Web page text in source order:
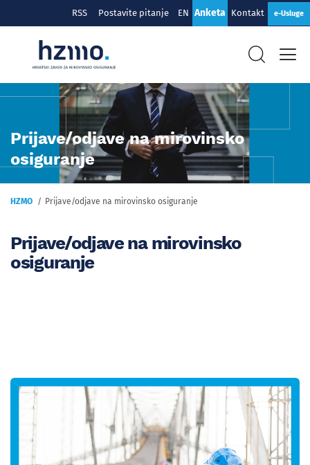
RSS Postavite pitanje EN Anketa Kontakt e-Usluge
Prijave/odjave na mirovinsko
osiguranje
HZMO Prijave/odjave na mirovinsko osiguranje
Prijave/odjave na mirovinsko
osiguranje